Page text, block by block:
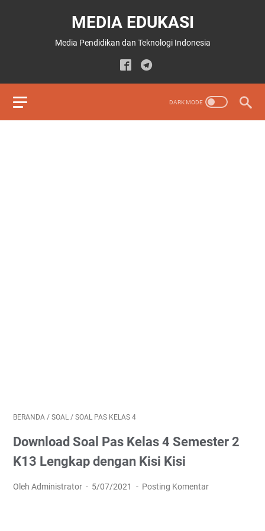
MEDIA EDUKASI
Media Pendidikan dan Teknologi Indonesia
BERANDA / SOAL / SOAL PAS KELAS 4
Download Soal Pas Kelas 4 Semester 2
K13 Lengkap dengan Kisi Kisi
Oleh Administrator 5/07/2021 Posting Komentar